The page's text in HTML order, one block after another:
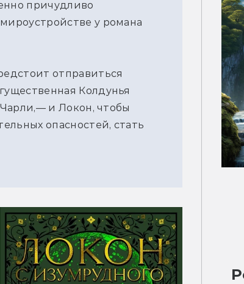
причудливо
у романа
отправиться
Колдунья
и Локон, чтобы
опасностей, стать